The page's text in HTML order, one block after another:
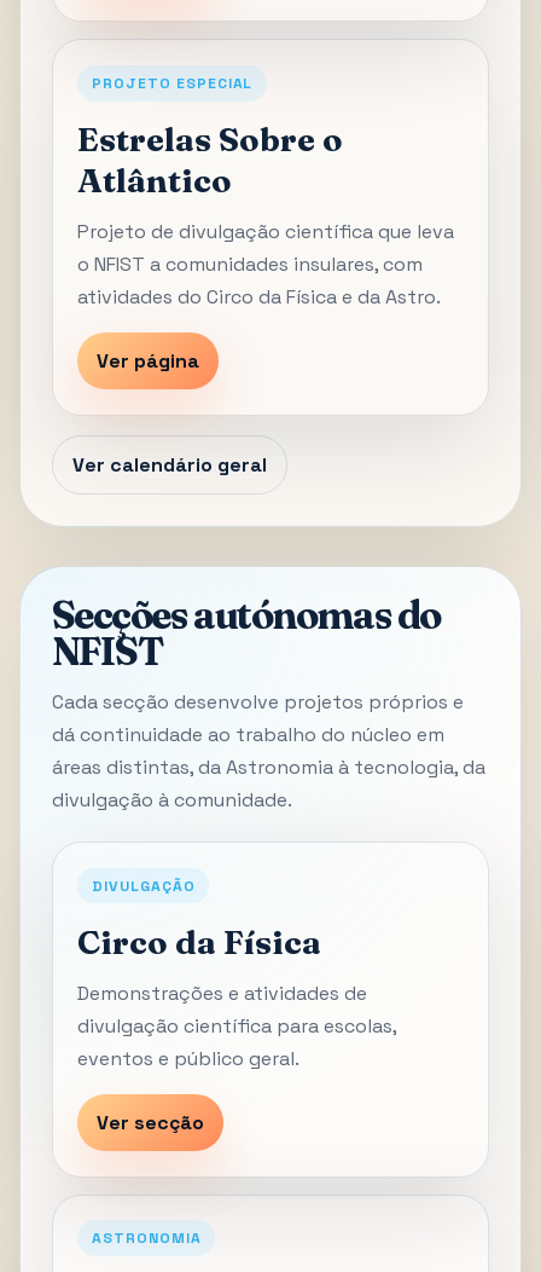
PROJETO ESPECIAL
Estrelas Sobre o
Atlântico
Projeto de divulgação científica que leva
o NFIST a comunidades insulares, com
atividades do Circo da Física e da Astro.
Ver página
Ver calendário geral
Secções autónomas do
NFIST
Cada secção desenvolve projetos próprios e
dá continuidade ao trabalho do núcleo em
áreas distintas, da Astronomia à tecnologia, da
divulgação à comunidade.
DIVULGAÇÃO
Circo da Física
Demonstrações e atividades de
divulgação científica para escolas,
eventos e público geral.
Ver secção
ASTRONOMIA